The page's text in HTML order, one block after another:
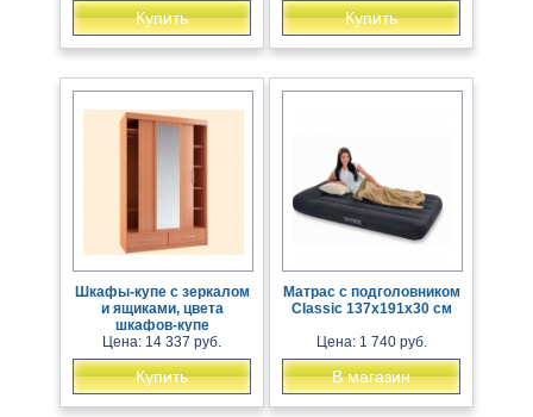
Купить Купить
Шкафы-купе с зеркалом
и ящиками, цвета
шкафов-купе
Цена: 14 337 руб.
Купить
Матрас с подголовником
Classic 137х191х30 см
Цена: 1 740 руб.
В магазин